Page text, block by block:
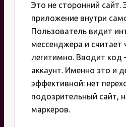
Это не сторонний сайт.
приложение внутри
Пользователь видит
мессенджера и считает
легитимно. Вводит
аккаунт. Именно это и
эффективной: нет
подозрительный сайт,
маркеров.